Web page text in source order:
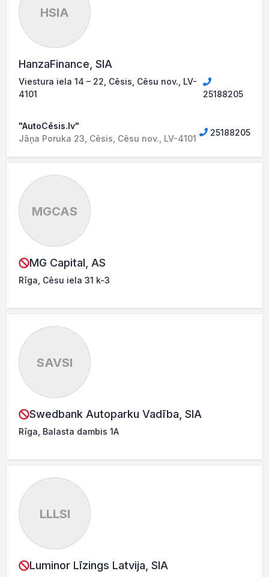
HSIA
HanzaFinance, SIA
Viestura iela 14 – 22, Cēsis, Cēsu nov., LV-
4101
25188205
"AutoCēsis.lv"
Jāņa Poruka 23, Cēsis, Cēsu nov., LV-4101
25188205
MGCAS
MG Capital, AS
Rīga, Cēsu iela 31 k-3
SAVSI
Swedbank Autoparku Vadība, SIA
Rīga, Balasta dambis 1A
LLLSI
Luminor Līzings Latvija, SIA